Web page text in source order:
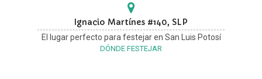
Ignacio Martínes #140, SLP
El lugar perfecto para festejar en San Luis Potosí
DÓNDE FESTEJAR